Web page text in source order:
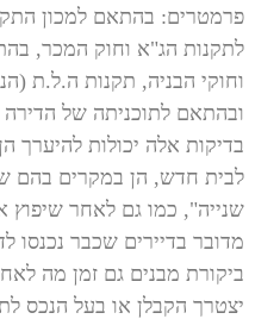
פרמטרים: בהתאם למכון
לתקנות הג"א וחוק המכר,
וחוקי הבניה, תקנות ה.ל.ת
ובהתאם לתוכניתה של
בדיקות אלה יכולות להיערך
לבית חדש, הן במקרים בהם
שנייה", כמו גם לאחר
מדובר בדיירים שכבר נכנסו
ביקורת מבנים גם זמן מה
יצטרך הקבלן או בעל הנכס